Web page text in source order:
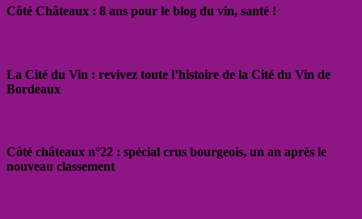
Côté Châteaux : 8 ans pour le blog du vin, santé !
La Cité du Vin : revivez toute l’histoire de la Cité du Vin de
Bordeaux
Côté châteaux n°22 : spécial crus bourgeois, un an après le
nouveau classement